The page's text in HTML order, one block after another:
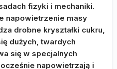
fizyki i mechaniki.
napowietrzenie masy
drobne kryształki cukru,
dużych, twardych
się w specjalnych
napowietrzają i